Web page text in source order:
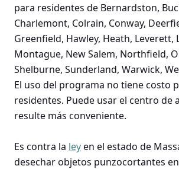
para residentes de Bernardston,
Charlemont, Colrain, Conway,
Greenfield, Hawley, Heath, Leverett,
Montague, New Salem, Northfield,
Shelburne, Sunderland, Warwick,
El uso del programa no tiene costo
residentes. Puede usar el centro de
resulte más conveniente.
Es contra la leyen el estado de
desechar objetos punzocortantes